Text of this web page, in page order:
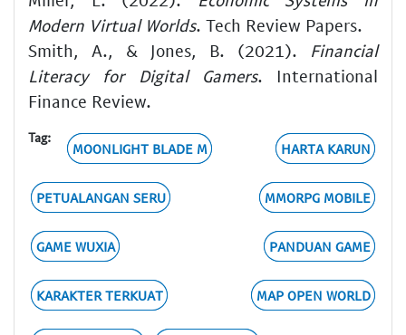
Modern Virtual Worlds. Tech Review Papers.
Smith, A., & Jones, B. (2021). Financial
Literacy for Digital Gamers. International
Finance Review.
Tag:
MOONLIGHT BLADE M HARTA KARUN
PETUALANGAN SERU MMORPG MOBILE
GAME WUXIA PANDUAN GAME
KARAKTER TERKUAT MAP OPEN WORLD